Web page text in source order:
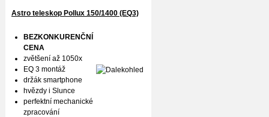
Astro teleskop Pollux 150/1400 (EQ3)
BEZKONKURENČNÍ
CENA
zvětšení až 1050x
EQ 3 montáž
držák smartphone
hvězdy i Slunce
perfektní mechanické
zpracování